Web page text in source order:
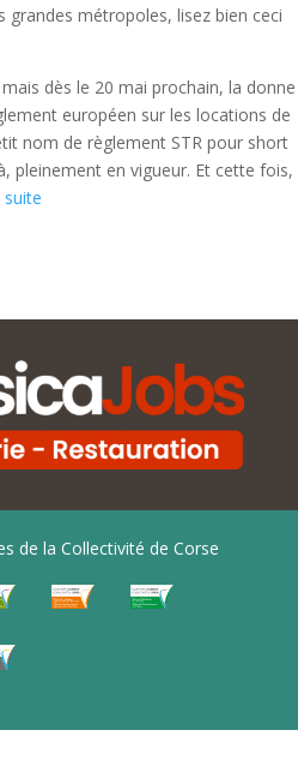
grandes métropoles, lisez bien ceci
dès le 20 mai prochain, la donne
européen sur les locations de
nom de règlement STR pour short
pleinement en vigueur. Et cette fois,
suite
de la Collectivité de Corse